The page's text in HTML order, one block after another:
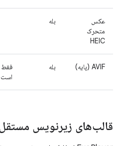
عکس
متحرک
HEIC
بله
AVIF (پایه) بله
است
قالب‌های زیرنویس